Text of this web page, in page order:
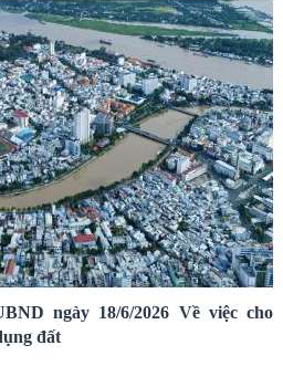
ngày 18/6/2026 Về việc cho
đất